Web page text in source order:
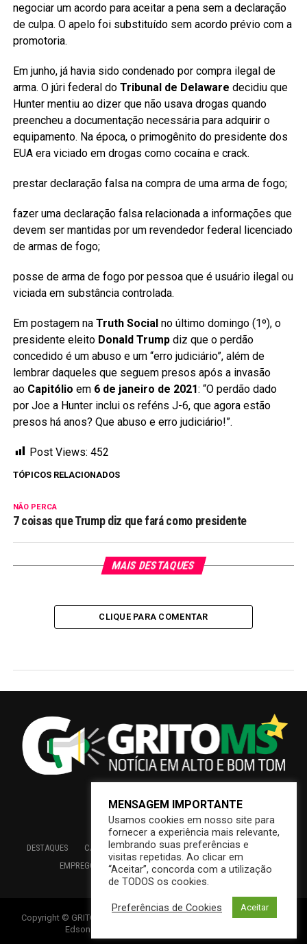
negociar um acordo para aceitar a pena sem a declaração
de culpa. O apelo foi substituído sem acordo prévio com a
promotoria.
Em junho, já havia sido condenado por compra ilegal de
arma. O júri federal do Tribunal de Delaware decidiu que
Hunter mentiu ao dizer que não usava drogas quando
preencheu a documentação necessária para adquirir o
equipamento. Na época, o primogênito do presidente dos
EUA era viciado em drogas como cocaína e crack.
prestar declaração falsa na compra de uma arma de fogo;
fazer uma declaração falsa relacionada a informações que
devem ser mantidas por um revendedor federal licenciado
de armas de fogo;
posse de arma de fogo por pessoa que é usuário ilegal ou
viciada em substância controlada.
Em postagem na Truth Socialno último domingo (1º), o
presidente eleito Donald Trump diz que o perdão
concedido é um abuso e um “erro judiciário”, além de
lembrar daqueles que seguem presos após a invasão
ao Capitólio em 6 de janeiro de 2021: “O perdão dado
por Joe a Hunter inclui os reféns J-6, que agora estão
presos há anos? Que abuso e erro judiciário!”.
Post Views: 452
TÓPICOS RELACIONADOS
NÃO PERCA
7 coisas que Trump diz que fará como presidente
MAIS DESTAQUES
CLIQUE PARA COMENTAR
DESTAQUES CAMPO GRANDE BRASIL SAÚDE
ECONOMIA
EMPREGO
EDUCAÇÃO INTERIOR PREFEITURA
Copyright © GRITOMS | Mantido por INDIOWEB – Soluções Online –
Edson {Índio} de Souza – Consultoria em T. I.
MENSAGEM IMPORTANTE
Usamos cookies em nosso site para
fornecer a experiência mais relevante,
lembrando suas preferências e
visitas repetidas. Ao clicar em
“Aceitar”, concorda com a utilização
de TODOS os cookies.
Preferências de Cookies Aceitar